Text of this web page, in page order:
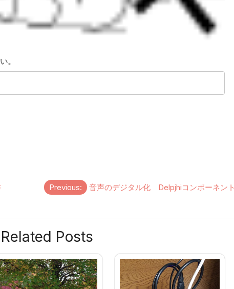
。
Previous: 音声のデジタル化 Delpjhiコンポーネント
Related Posts